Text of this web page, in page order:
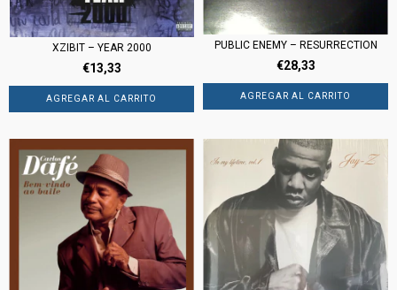
XZIBIT – YEAR 2000
€13,33
PUBLIC ENEMY – RESURRECTION
€28,33